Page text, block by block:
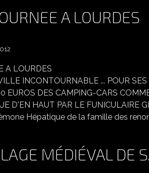
A LOURDES
INCONTOURNABLE ... POUR
EUROS DES CAMPING-CARS
D'EN HAUT PAR LE FUNICULAIRE
Hépatique de la famille des
MÉDIÉVAL DE